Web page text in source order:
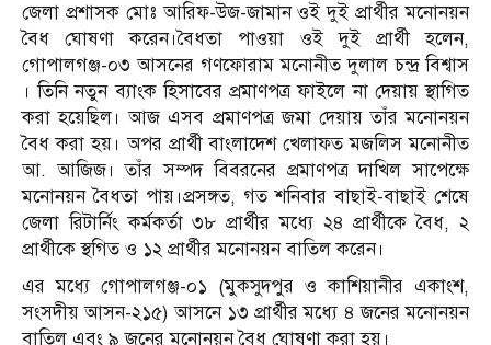
জেলা প্রশাসক মোঃ আরিফ-উজ-জামান ওই দুই প্রার্থীর মনোনয়ন
বৈধ ঘোষণা করেন।বৈধতা পাওয়া ওই দুই প্রার্থী হলেন,
গোপালগঞ্জ-০৩ আসনের গণফোরাম মনোনীত দুলাল চন্দ্র বিশ্বাস
। তিনি নতুন ব্যাংক হিসাবের প্রমাণপত্র ফাইলে না দেয়ায় স্থাগিত
করা হয়েছিল। আজ এসব প্রমাণপত্র জমা দেয়ায় তাঁর মনোনয়ন
বৈধ করা হয়। অপর প্রার্থী বাংলাদেশ খেলাফত মজলিস মনোনীত
আ. আজিজ। তাঁর সম্পদ বিবরনের প্রমাণপত্র দাখিল সাপেক্ষে
মনোনয়ন বৈধতা পায়।প্রসঙ্গত, গত শনিবার বাছাই-বাছাই শেষে
জেলা রিটার্নিং কর্মকর্তা ৩৮ প্রার্থীর মধ্যে ২৪ প্রার্থীকে বৈধ, ২
প্রার্থীকে স্থগিত ও ১২ প্রার্থীর মনোনয়ন বাতিল করেন।
এর মধ্যে গোপালগঞ্জ-০১ (মুকসুদপুর ও কাশিয়ানীর একাংশ,
সংসদীয় আসন-২১৫) আসনে ১৩ প্রার্থীর মধ্যে ৪ জনের মনোনয়ন
বাতিল এবং ৯ জনের মনোনয়ন বৈধ ঘোষণা করা হয়।